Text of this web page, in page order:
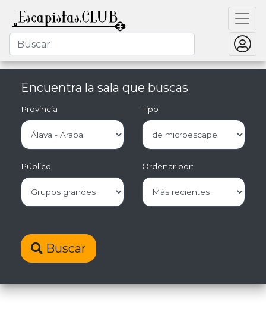
Encuentra la sala que buscas
Provincia Tipo
Público: Ordenar por:
Buscar